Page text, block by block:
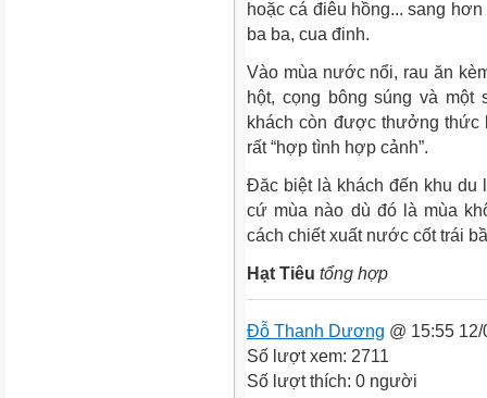
hoặc cá điêu hồng... sang
ba ba, cua đinh.
Vào mùa nước nổi, rau ăn
hột, cọng bông súng và một
khách còn được thưởng thức
rất “hợp tình hợp cảnh”.
Đăc biệt là khách đến khu du
cứ mùa nào dù đó là mùa
cách chiết xuất nước cốt trái
Hạt Tiêu tổng hợp
Đỗ Thanh Dương @ 15:55
Số lượt xem: 2711
Số lượt thích: 0 người